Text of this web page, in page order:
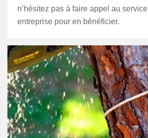
n’hésitez pas à faire appel au
entreprise pour en bénéficier.